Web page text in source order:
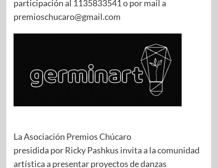
participación al 1135833541 o por mail a
premioschucaro@gmail.com
La Asociación Premios Chúcaro
presidida por Ricky Pashkus invita a la comunidad
artística a presentar proyectos de danzas